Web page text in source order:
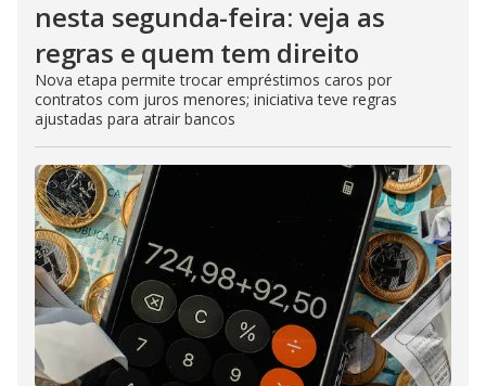
nesta segunda-feira: veja as
regras e quem tem direito
Nova etapa permite trocar empréstimos caros por
contratos com juros menores; iniciativa teve regras
ajustadas para atrair bancos